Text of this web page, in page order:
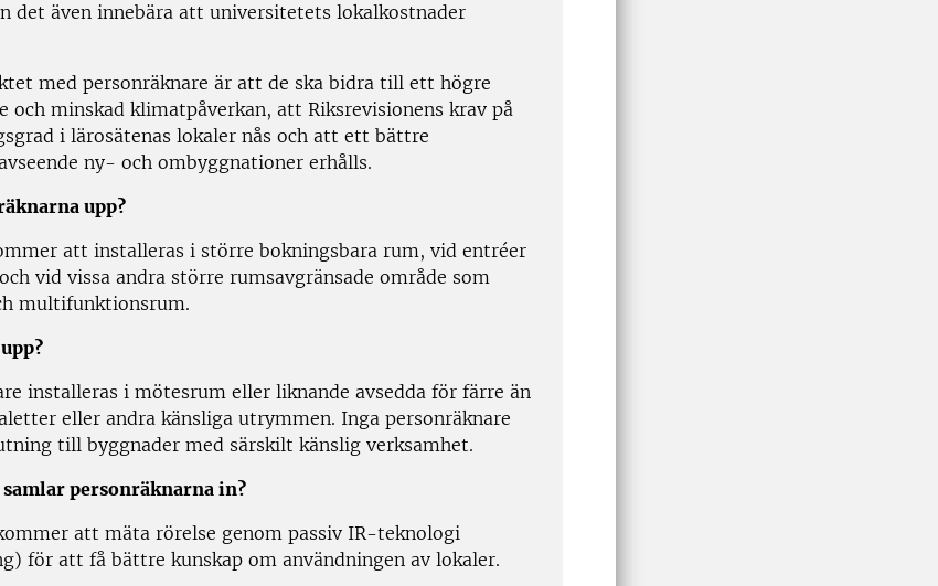
det även innebära att universitetets lokalkostnader
med personräknare är att de ska bidra till ett högre
och minskad klimatpåverkan, att Riksrevisionens krav på
i lärosätenas lokaler nås och att ett bättre
ny- och ombyggnationer erhålls.
upp?
att installeras i större bokningsbara rum, vid entréer
vid vissa andra större rumsavgränsade område som
multifunktionsrum.
installeras i mötesrum eller liknande avsedda för färre än
eller andra känsliga utrymmen. Inga personräknare
till byggnader med särskilt känslig verksamhet.
personräknarna in?
att mäta rörelse genom passiv IR-teknologi
för att få bättre kunskap om användningen av lokaler.